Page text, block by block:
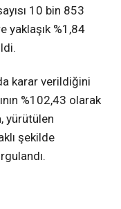
10 bin 853
yaklaşık %1,84
karar verildiğini
%102,43 olarak
yürütülen
şekilde